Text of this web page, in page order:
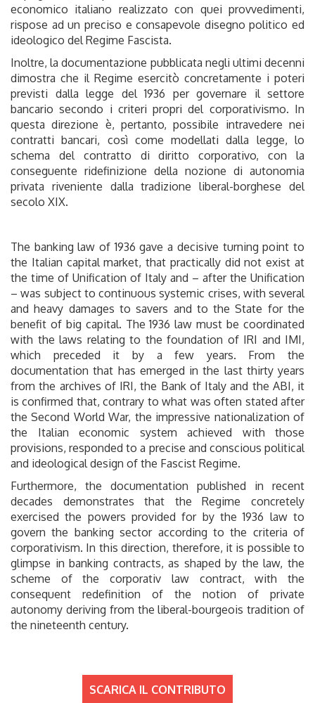
economico italiano realizzato con quei provvedimenti,
rispose ad un preciso e consapevole disegno politico ed
ideologico del Regime Fascista.
Inoltre, la documentazione pubblicata negli ultimi decenni
dimostra che il Regime esercitò concretamente i poteri
previsti dalla legge del 1936 per governare il settore
bancario secondo i criteri propri del corporativismo. In
questa direzione è, pertanto, possibile intravedere nei
contratti bancari, così come modellati dalla legge, lo
schema del contratto di diritto corporativo, con la
conseguente ridefinizione della nozione di autonomia
privata riveniente dalla tradizione liberal-borghese del
secolo XIX.
The banking law of 1936 gave a decisive turning point to
the Italian capital market, that practically did not exist at
the time of Unification of Italy and – after the Unification
– was subject to continuous systemic crises, with several
and heavy damages to savers and to the State for the
benefit of big capital. The 1936 law must be coordinated
with the laws relating to the foundation of IRI and IMI,
which preceded it by a few years. From the
documentation that has emerged in the last thirty years
from the archives of IRI, the Bank of Italy and the ABI, it
is confirmed that, contrary to what was often stated after
the Second World War, the impressive nationalization of
the Italian economic system achieved with those
provisions, responded to a precise and conscious political
and ideological design of the Fascist Regime.
Furthermore, the documentation published in recent
decades demonstrates that the Regime concretely
exercised the powers provided for by the 1936 law to
govern the banking sector according to the criteria of
corporativism. In this direction, therefore, it is possible to
glimpse in banking contracts, as shaped by the law, the
scheme of the corporativ law contract, with the
consequent redefinition of the notion of private
autonomy deriving from the liberal-bourgeois tradition of
the nineteenth century.
SCARICA IL CONTRIBUTO